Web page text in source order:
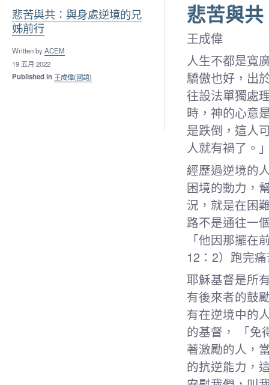
悲苦與共：與身處逆境的兄
姊前行
Written byACEM
19 五月 2022
Published in 王成偉(國語)
悲苦與
王成偉
人生不都是寬
驕傲也好，出
往設法單獨處
時，神的心意
是跌倒，這人
人就有禍了。
經歷過逆境的
困境的動力，
況，就是在困
路不是通往一
「他因那擺
12：2）跑完
耶穌基督是所
有後來者的鼓
有在逆境中的
的基督， 「免
著激勵的人，
的抗逆能力，